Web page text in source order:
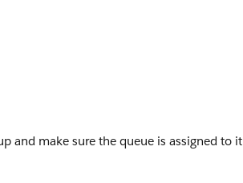
and make sure the queue is assigned to it